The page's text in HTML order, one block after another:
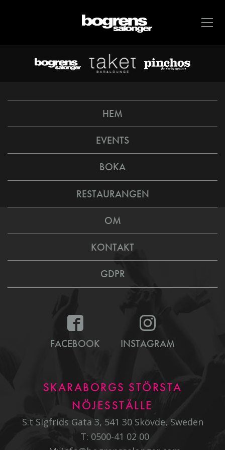
HEM
EVENTS
BOKA
RESTAURANGEN
OM
KONTAKT
GDPR
FACEBOOK INSTAGRAM
SKARABORGS STÖRSTA
NÖJESSTÄLLE
S:t Sigfrids Gata 3, 541 30 Skövde, Sweden
T: 0500-41 02 00